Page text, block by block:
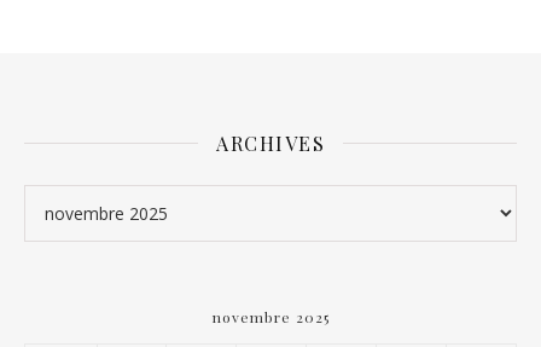
ARCHIVES
novembre 2025